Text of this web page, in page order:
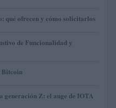
qué ofrecen y cómo solicitarlos
de Funcionalidad y
Bitcoin
generación Z: el auge de IOTA